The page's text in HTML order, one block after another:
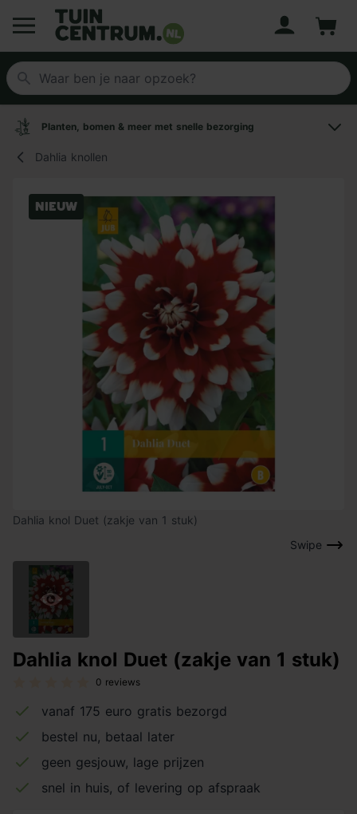
Logo Tuincentrum.nl
Planten, bomen & meer met snelle bezorging
Dahlia knollen
Swipe
Nieuw
Dahlia knol Duet (zakje van 1 stuk)
Dahlia knol Duet (zakje van 1 stuk)
0 reviews
vanaf 175 euro gratis bezorgd
bestel nu, betaal later
geen gesjouw, lage prijzen
snel in huis, of levering op afspraak